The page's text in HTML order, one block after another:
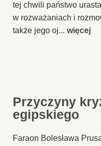
tej chwili państwo
w rozważaniach i
także jego oj... więcej
Przyczyny
egipskiego
Faraon Bolesława